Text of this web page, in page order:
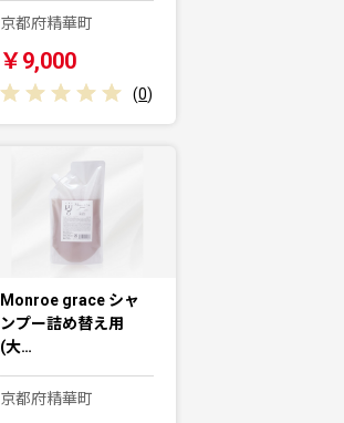
京都府精華町
￥9,000
(0)
Monroe grace シャ
ンプー詰め替え用
(大…
京都府精華町